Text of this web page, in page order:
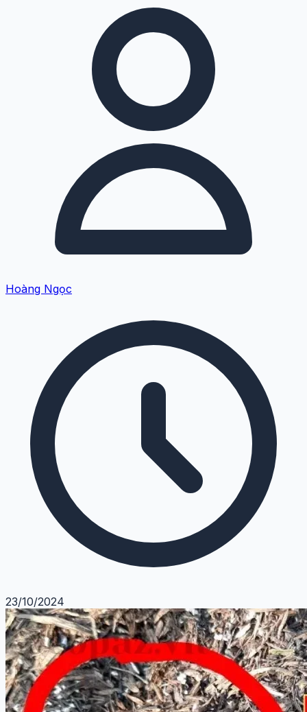
Hoàng Ngọc
23/10/2024